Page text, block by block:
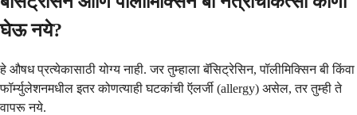
घेऊ नये?
हे औषध प्रत्येकासाठी योग्य नाही. जर तुम्हाला बॅसिट्रेसिन, पॉलीमिक्सिन बी किंवा
फॉर्म्युलेशनमधील इतर कोणत्याही घटकांची ऍलर्जी (allergy) असेल, तर तुम्ही ते
वापरू नये.